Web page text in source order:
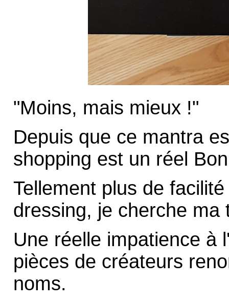
"Moins, mais mieux !"
Depuis que ce mantra
shopping est un réel
Tellement plus de
dressing, je cherche ma
Une réelle impatience à
pièces de créateurs
noms.